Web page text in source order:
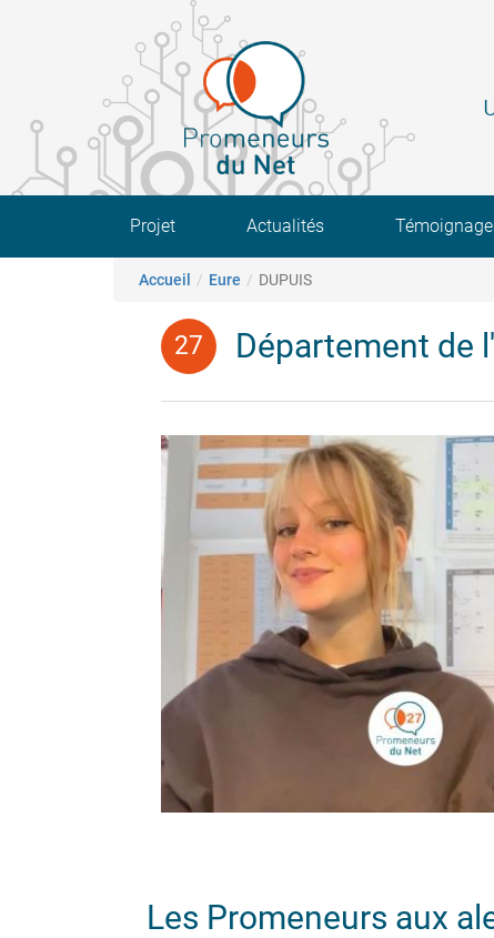
Main navigation
Projet Actualités
Fil d'Ariane
Accueil Eure DUPUIS
Département de
Les Promeneurs aux